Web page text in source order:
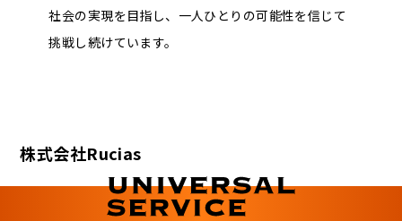
社会の実現を目指し、一人ひとりの可能性を信じて
挑戦し続けています。
株式会社Rucias